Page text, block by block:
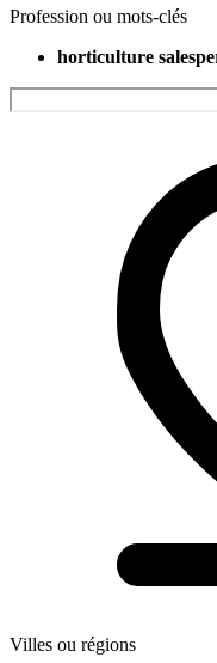
Profession ou mots-clés
horticulture
Villes ou régions